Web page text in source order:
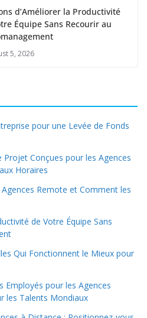
d’Améliorer la Productivité
Équipe Sans Recourir au
5, 2026
pour une Levée de Fonds
Conçues pour les Agences
Horaires
Remote et Comment les
de Votre Équipe Sans
Qui Fonctionnent le Mieux pour
Employés pour les Agences
les Talents Mondiaux